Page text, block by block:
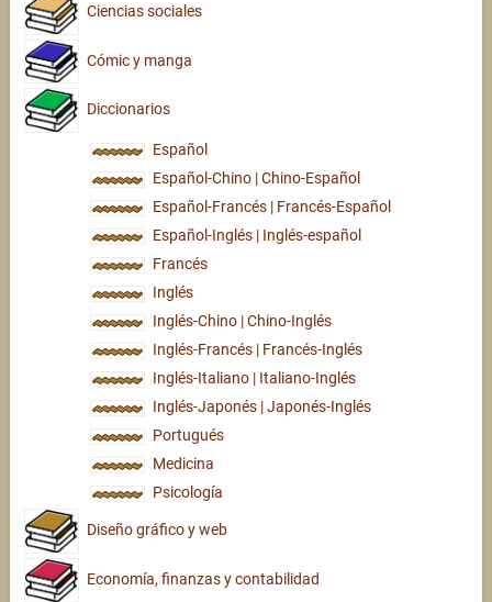
Ciencias sociales
Cómic y manga
Diccionarios
Español
Español-Chino | Chino-Español
Español-Francés | Francés-Español
Español-Inglés | Inglés-español
Francés
Inglés
Inglés-Chino | Chino-Inglés
Inglés-Francés | Francés-Inglés
Inglés-Italiano | Italiano-Inglés
Inglés-Japonés | Japonés-Inglés
Portugués
Medicina
Psicología
Diseño gráfico y web
Economía, finanzas y contabilidad